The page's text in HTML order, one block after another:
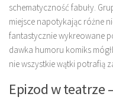
schematyczność fabuły.
miejsce napotykając różne
fantastycznie wykreowane
dawka humoru komiks
nie wszystkie wątki potrafią
Epizod w teatrze